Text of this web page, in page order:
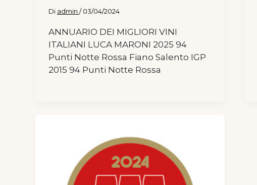
Di admin /03/04/2024
ANNUARIO DEI MIGLIORI VINI
ITALIANI LUCA MARONI 2025 94
Punti Notte Rossa Fiano Salento IGP
2015 94 Punti Notte Rossa